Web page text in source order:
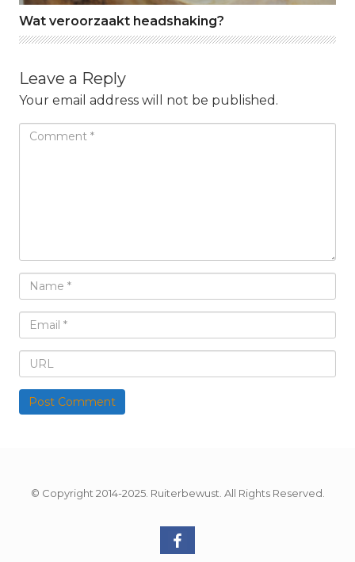
Wat veroorzaakt headshaking?
Leave a Reply
Your email address will not be published.
© Copyright 2014-2025. Ruiterbewust. All Rights Reserved.